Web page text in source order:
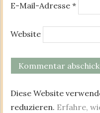
E-Mail-Adresse *
Website
Diese Website
reduzieren. Erfahre,